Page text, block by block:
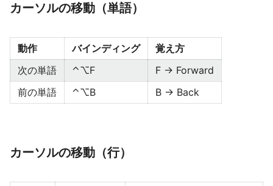
カーソルの移動（単語）
動作 バインディング
覚え方
次の単語
⌃⌥F
F → Forward
前の単語
⌃⌥B B → Back
カーソルの移動（行）